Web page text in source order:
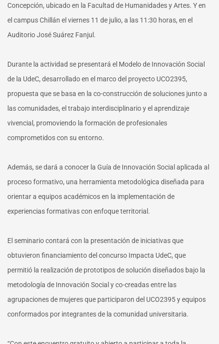
Concepción, ubicado en la Facultad de Humanidades y Artes. Y en
el campus Chillán el viernes 11 de julio, a las 11:30 horas, en el
Auditorio José Suárez Fanjul.
Durante la actividad se presentará el Modelo de Innovación Social
de la UdeC, desarrollado en el marco del proyecto UCO2395,
propuesta que se basa en la co-construcción de soluciones junto a
las comunidades, el trabajo interdisciplinario y el aprendizaje
vivencial, promoviendo la formación de profesionales
comprometidos con su entorno.
Además, se dará a conocer la Guía de Innovación Social aplicada al
proceso formativo, una herramienta metodológica diseñada para
orientar a equipos académicos en la implementación de
experiencias formativas con enfoque territorial.
El seminario contará con la presentación de iniciativas que
obtuvieron financiamiento del concurso Impacta UdeC, que
permitió la realización de prototipos de solución diseñados bajo la
metodología de Innovación Social y co-creadas entre las
agrupaciones de mujeres que participaron del UCO2395 y equipos
conformados por integrantes de la comunidad universitaria.